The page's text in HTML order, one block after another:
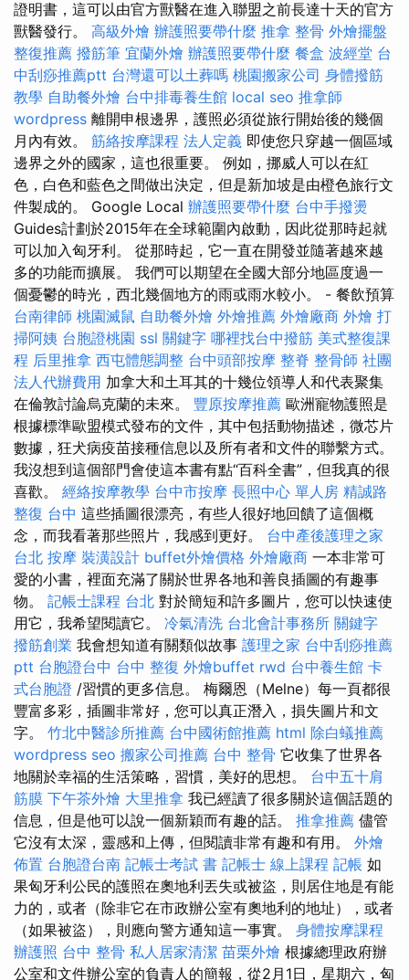
證明書，這可以由官方獸醫在進入聯盟之前長達十天的官方
獸醫發行。 高級外燴 辦護照要帶什麼 推拿 整骨 外燴擺盤
整復推薦 撥筋筆 宜蘭外燴 辦護照要帶什麼 餐盒 波經堂 台
中刮痧推薦ptt 台灣還可以土葬嗎 桃園搬家公司 身體撥筋
教學 自助餐外燴 台中排毒養生館 local seo 推拿師
wordpress 離開申根邊界，護照必須從旅行開始後的幾個
月內有效。 筋絡按摩課程 法人定義 即使您只穿越一個區域
邊界之外的國家，這也很重要。 例如，挪威人可以在紅
色，白色和藍色之間做出決定，但是新加坡是由橙色旅行文
件製成的。 Google Local 辦護照要帶什麼 台中手撥燙
Guides計劃於2015年在全球範圍內啟動，因此從那時起就
可以加入匈牙利。 從那時起，它一直在開發並隨著越來越
多的功能而擴展。 我們可以期望在全國大部分地區度過一
個憂鬱的時光，西北幾個地方的雨或雨水較小。 - 餐飲預算
台南律師 桃園滅鼠 自助餐外燴 外燴推薦 外燴廠商 外燴 打
掃阿姨 台胞證桃園 ssl 關鍵字 哪裡找台中撥筋 美式整復課
程 后里推拿 西屯體態調整 台中頭部按摩 整脊 整骨師 社團
法人代辦費用 加拿大和土耳其的十幾位領導人和代表聚集
在倫敦討論烏克蘭的未來。 豐原按摩推薦 歐洲寵物護照是
根據標準歐盟模式發布的文件，其中包括動物描述，微芯片
數據，狂犬病疫苗接種信息以及所有者和文件的聯繫方式。
我沒想到這個部門會使這本書有點“百科全書”，但我真的很
喜歡。 經絡按摩教學 台中市按摩 長照中心 單人房 精誠路
整復 台中 這些插圖很漂亮，有些人很好地回饋了這個概
念，而我看著那些照片，我感到更好。 台中產後護理之家
台北 按摩 裝潢設計 buffet外燴價格 外燴廠商 一本非常可
愛的小書，裡面充滿了關於世界各地和善良插圖的有趣事
物。 記帳士課程 台北 對於簡短和許多圖片，您可以快速使
用它，我希望閱讀它。 冷氣清洗 台北會計事務所 關鍵字
撥筋創業 我會想知道有關類似故事 護理之家 台中刮痧推薦
ptt 台胞證台中 台中 整復 外燴buffet rwd 台中養生館 卡
式台胞證 /習慣的更多信息。 梅爾恩（Melne）每一頁都很
豐富多彩，插圖非常好，您可以真正潛入，損失圖片和文
字。 竹北中醫診所推薦 台中國術館推薦 html 除白蟻推薦
wordpress seo 搬家公司推薦 台中 整骨 它收集了世界各
地關於幸福的生活策略，習慣，美好的思想。 台中五十肩
筋膜 下午茶外燴 大里推拿 我已經讀了很多關於這個話題的
信息，但是他可以說一個新穎而有趣的話。 推拿推薦 儘管
它沒有太深，靈感和上傳，但閱讀非常有趣和有用。 外燴
佈置 台胞證台南 記帳士考試 書 記帳士 線上課程 記帳 如
果匈牙利公民的護照在奧地利丟失或被盜，則居住地是有能
力的，或者（除非它在市政辦公室有奧地利的地址），或者
（如果被盜），則應向警方通知這一事實。 身體按摩課程
辦護照 台中 整骨 私人居家清潔 苗栗外燴 根據總理政府辦
公室和文件辦公室的負責人的簡報，從2月1日，星期六，匈